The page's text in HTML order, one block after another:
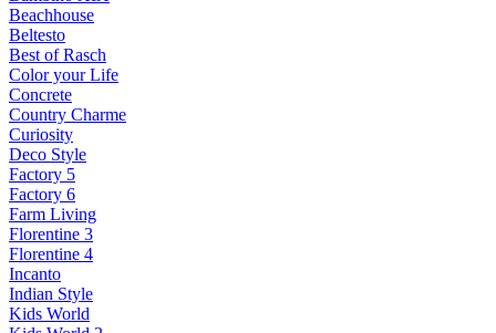
Beachhouse
Beltesto
Best of Rasch
Color your Life
Concrete
Country Charme
Curiosity
Deco Style
Factory 5
Factory 6
Farm Living
Florentine 3
Florentine 4
Incanto
Indian Style
Kids World